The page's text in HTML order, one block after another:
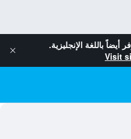
أيضاً باللغة الإنجليزية.
Visit